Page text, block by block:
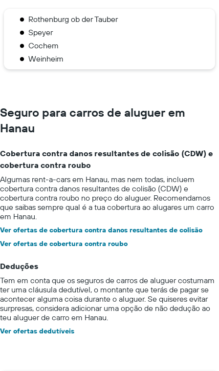
Rothenburg ob der Tauber
Speyer
Cochem
Weinheim
Seguro para carros de aluguer em
Hanau
Cobertura contra danos resultantes de colisão (CDW) e
cobertura contra roubo
Algumas rent-a-cars em Hanau, mas nem todas, incluem
cobertura contra danos resultantes de colisão (CDW) e
cobertura contra roubo no preço do aluguer. Recomendamos
que saibas sempre qual é a tua cobertura ao alugares um carro
em Hanau.
Ver ofertas de cobertura contra danos resultantes de colisão
Ver ofertas de cobertura contra roubo
Deduções
Tem em conta que os seguros de carros de aluguer costumam
ter uma cláusula dedutível, o montante que terás de pagar se
acontecer alguma coisa durante o aluguer. Se quiseres evitar
surpresas, considera adicionar uma opção de não dedução ao
teu aluguer de carro em Hanau.
Ver ofertas dedutíveis